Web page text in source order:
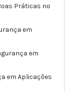
Práticas no
em
em
em Aplicações